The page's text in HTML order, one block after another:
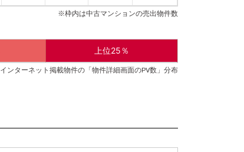
※枠内は中古マンションの売出物件数
上位25％
インターネット掲載物件の「物件詳細画面のPV数」分布